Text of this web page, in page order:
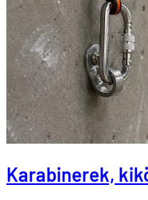
Karabinerek,